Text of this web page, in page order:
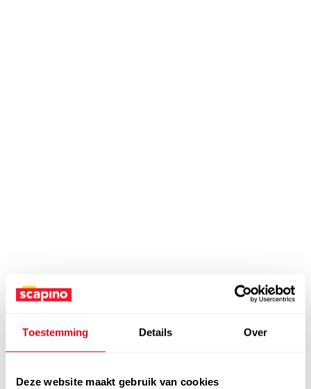
Toestemming Details Over
Deze website maakt gebruik van cookies